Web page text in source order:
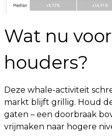
Wat nu
houders?
Deze whale-activiteit
markt blijft grillig. Houd
gaten – een doorbraak
vrijmaken naar hogere